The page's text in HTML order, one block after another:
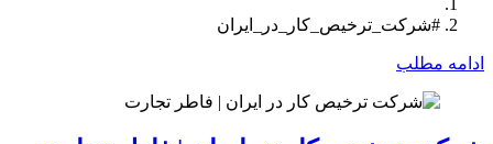
#شرکت_ترخیص_کار_در_ایران
ادامه مطلب